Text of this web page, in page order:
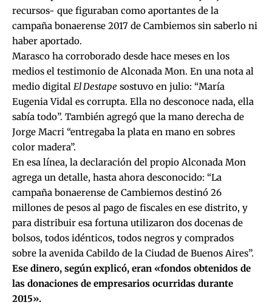
recursos- que figuraban como aportantes de la
campaña bonaerense 2017 de Cambiemos sin saberlo ni
haber aportado.
Marasco ha corroborado desde hace meses en los
medios el testimonio de Alconada Mon. En una nota al
medio digital El Destape sostuvo en julio: “María
Eugenia Vidal es corrupta. Ella no desconoce nada, ella
sabía todo”. También agregó que la mano derecha de
Jorge Macri “entregaba la plata en mano en sobres
color madera”.
En esa línea, la declaración del propio Alconada Mon
agrega un detalle, hasta ahora desconocido: “La
campaña bonaerense de Cambiemos destinó 26
millones de pesos al pago de fiscales en ese distrito, y
para distribuir esa fortuna utilizaron dos docenas de
bolsos, todos idénticos, todos negros y comprados
sobre la avenida Cabildo de la Ciudad de Buenos Aires”.
Ese dinero, según explicó, eran «fondos obtenidos de
las donaciones de empresarios ocurridas durante
2015».